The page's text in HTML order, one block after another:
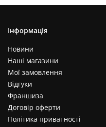
Інформація
Новини
Наші магазини
Мої замовлення
Відгуки
Франшиза
Договір оферти
Політика приватності